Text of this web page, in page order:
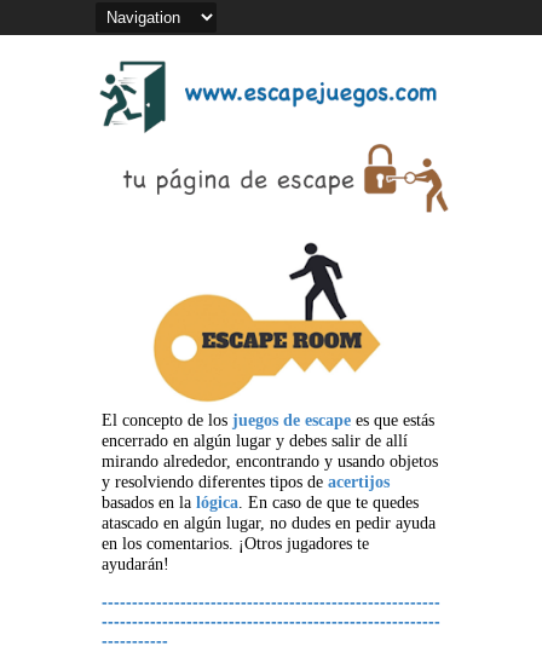
El concepto de los juegos de escape es que estás
encerrado en algún lugar y debes salir de allí
mirando alrededor, encontrando y usando objetos
y resolviendo diferentes tipos de acertijos
basados en la lógica. En caso de que te quedes
atascado en algún lugar, no dudes en pedir ayuda
en los comentarios. ¡Otros jugadores te
ayudarán!
--------------------------------------------------------
--------------------------------------------------------
-----------